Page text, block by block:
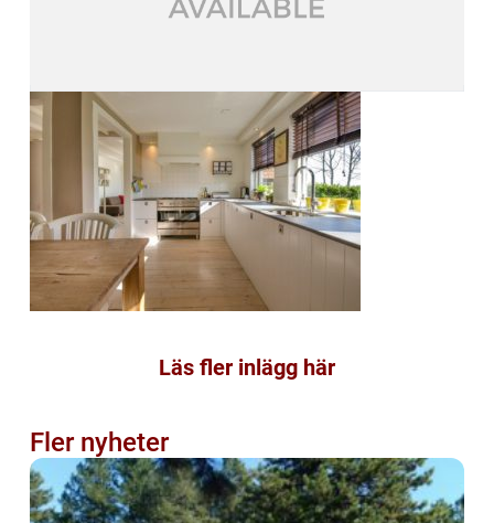
Läs fler inlägg här
Fler nyheter